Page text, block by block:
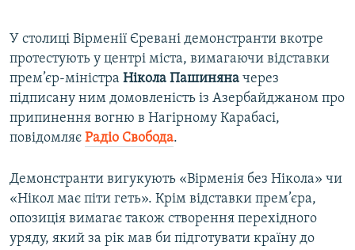
Усі сайти RFE/RL
У столиці Вірменії Єревані демонстранти вкотре
протестують у центрі міста, вимагаючи відставки
прем’єр-міністра Нікола Пашиняна через
підписану ним домовленість із Азербайджаном про
припинення вогню в Нагірному Карабасі,
повідомляє Радіо Свобода.
Демонстранти вигукують «Вірменія без Нікола» чи
«Нікол має піти геть». Крім відставки прем’єра,
опозиція вимагає також створення перехідного
уряду, який за рік мав би підготувати країну до